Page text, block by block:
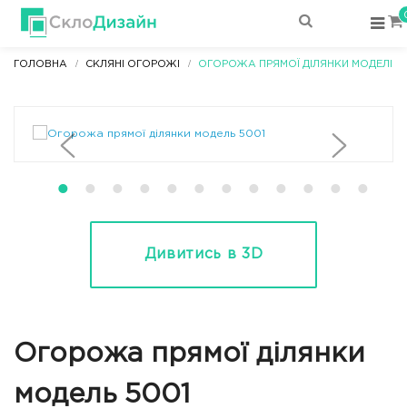
ГОЛОВНА СКЛЯНІ ОГОРОЖІ ОГОРОЖА ПРЯМОЇ ДІЛЯНКИ МОДЕЛІ
Дивитись в 3D
Огорожа прямої ділянки
модель 5001